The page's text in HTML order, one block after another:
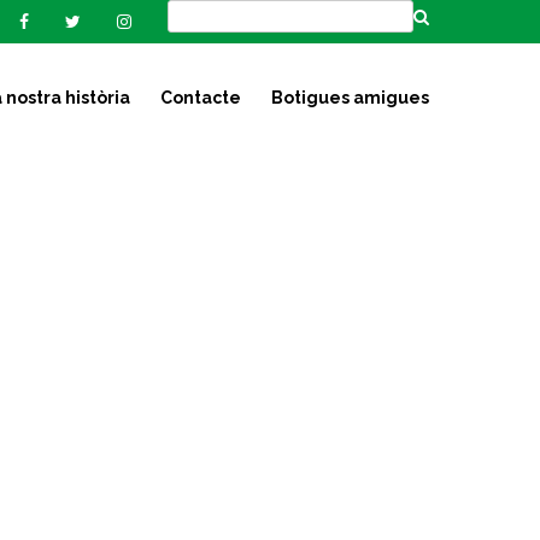
nostra història Contacte Botigues amigues